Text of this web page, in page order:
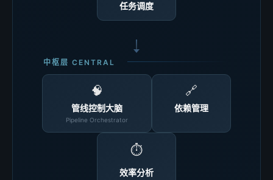
任务调度
中枢层 CENTRAL
🧠
管线控制大脑
Pipeline Orchestrator
🔗
依赖管理
⏱️
效率分析